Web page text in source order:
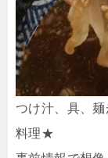
つけ汁、具、
料理★